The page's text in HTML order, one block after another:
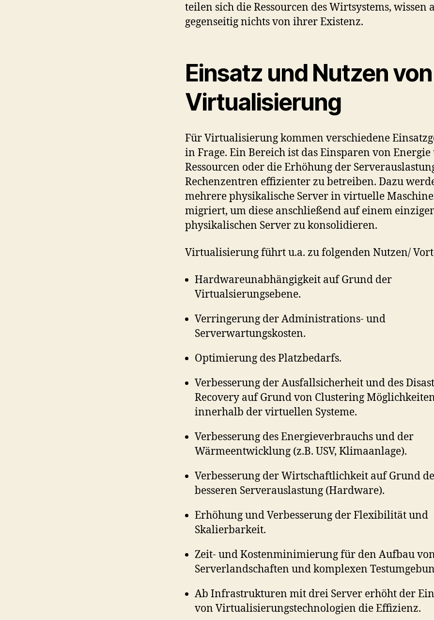
teilen sich die Ressourcen des Wirtsystems, wissen
gegenseitig nichts von ihrer Existenz.
Einsatz und Nutzen von
Virtualisierung
Für Virtualisierung kommen verschiedene
in Frage. Ein Bereich ist das Einsparen von
Ressourcen oder die Erhöhung der
Rechenzentren effizienter zu betreiben. Dazu
mehrere physikalische Server in virtuelle
migriert, um diese anschließend auf einem
physikalischen Server zu konsolidieren.
Virtualisierung führt u.a. zu folgenden Nutzen/
Hardwareunabhängigkeit auf Grund der
Virtualsierungsebene.
Verringerung der Administrations- und
Serverwartungskosten.
Optimierung des Platzbedarfs.
Verbesserung der Ausfallsicherheit und des
Recovery auf Grund von Clustering
innerhalb der virtuellen Systeme.
Verbesserung des Energieverbrauchs und der
Wärmeentwicklung (z.B. USV, Klimaanlage).
Verbesserung der Wirtschaftlichkeit auf Grund
besseren Serverauslastung (Hardware).
Erhöhung und Verbesserung der Flexibilität und
Skalierbarkeit.
Zeit- und Kostenminimierung für den Aufbau
Serverlandschaften und komplexen
Ab Infrastrukturen mit drei Server erhöht der
von Virtualisierungstechnologien die Effizienz.